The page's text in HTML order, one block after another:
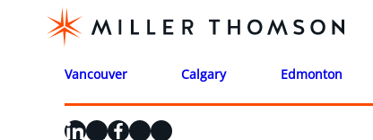
Vancouver Calgary Edmonton
LinkedIn
X Facebook
Instagram
YouTube